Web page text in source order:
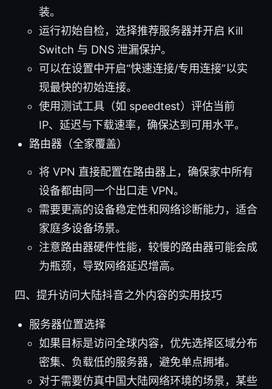
装。
运行初始自检，选择推荐服务器并开启 Kill
Switch 与 DNS 泄漏保护。
可以在设置中开启“快速连接/专用连接”以实
现最快的初始连接。
使用测试工具（如 speedtest）评估当前
IP、延迟与下载速率，确保达到可用水平。
路由器（全家覆盖）
将 VPN 直接配置在路由器上，确保家中所有
设备都由同一个出口走 VPN。
需要更高的设备稳定性和网络诊断能力，适合
家庭多设备场景。
注意路由器硬件性能，较慢的路由器可能会成
为瓶颈，导致网络延迟增高。
四、提升访问大陆抖音之外内容的实用技巧
服务器位置选择
如果目标是访问全球内容，优先选择区域分布
密集、负载低的服务器，避免单点拥堵。
对于需要仿真中国大陆网络环境的场景，某些